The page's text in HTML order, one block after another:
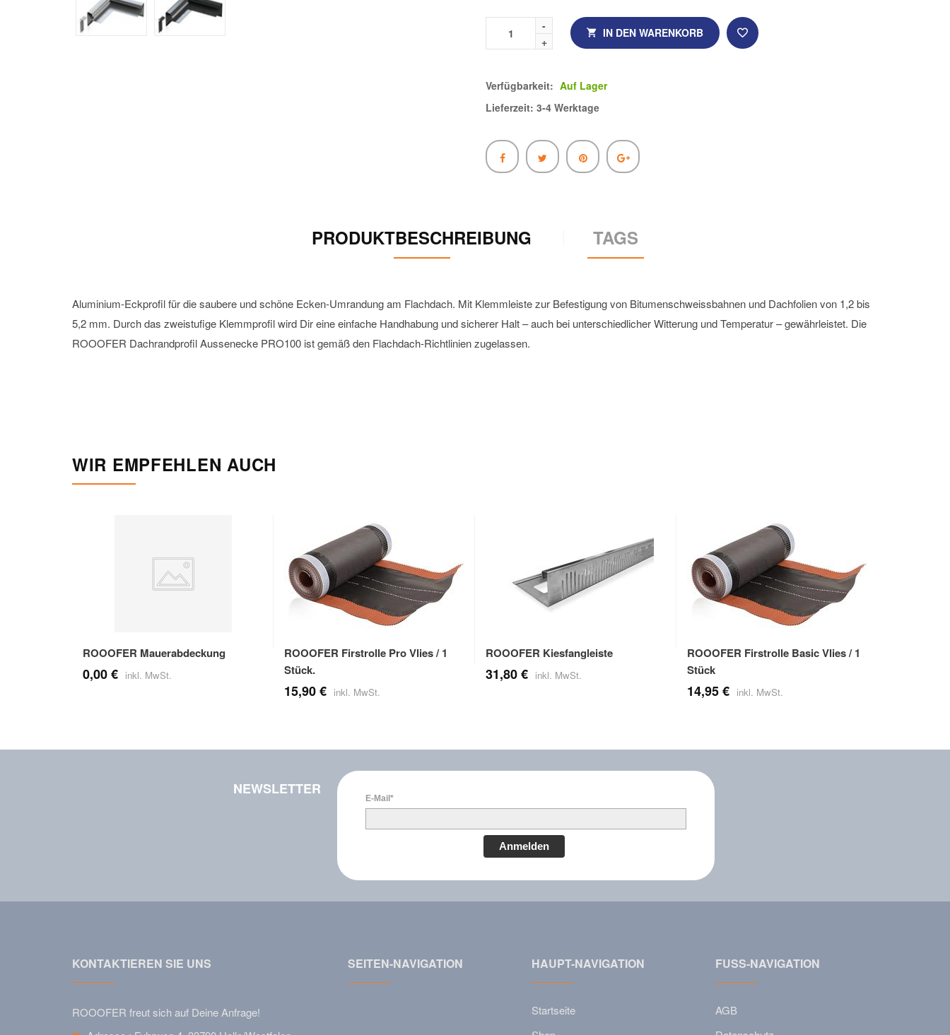
IN DEN WARENKORB
Verfügbarkeit: Auf Lager
Lieferzeit: 3-4 Werktage
PRODUKTBESCHREIBUNG TAGS
Aluminium-Eckprofil für die saubere und schöne Ecken-Umrandung am Flachdach. Mit Klemmleiste zur Befestigung von Bitumenschweissbahnen und Dachfolien von 1,2 bis
5,2 mm. Durch das zweistufige Klemmprofil wird Dir eine einfache Handhabung und sicherer Halt – auch bei unterschiedlicher Witterung und Temperatur – gewährleistet. Die
ROOOFER Dachrandprofil Aussenecke PRO100 ist gemäß den Flachdach-Richtlinien zugelassen.
WIR EMPFEHLEN AUCH
ROOOFER Mauerabdeckung
0,00 €
ROOOFER Firstrolle Pro Vlies / 1
Stück.
15,90 €
ROOOFER Kiesfangleiste
31,80 €
ROOOFER Firstrolle Basic Vlies / 1
Stück
14,95 €
NEWSLETTER
E-Mail*
Anmelden
KONTAKTIEREN SIE UNS
ROOOFER freut sich auf Deine Anfrage!
SEITEN-NAVIGATION HAUPT-NAVIGATION
Startseite
FUSS-NAVIGATION
AGB